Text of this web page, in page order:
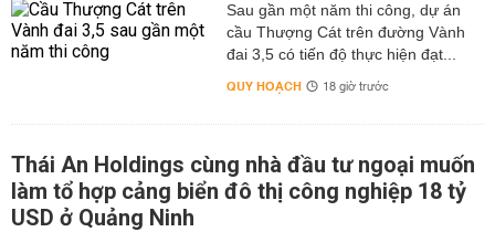
Sau gần một năm thi công, dự án
cầu Thượng Cát trên đường Vành
đai 3,5 có tiến độ thực hiện đạt...
QUY HOẠCH 18 giờ trước
Thái An Holdings cùng nhà đầu tư ngoại muốn
làm tổ hợp cảng biển đô thị công nghiệp 18 tỷ
USD ở Quảng Ninh